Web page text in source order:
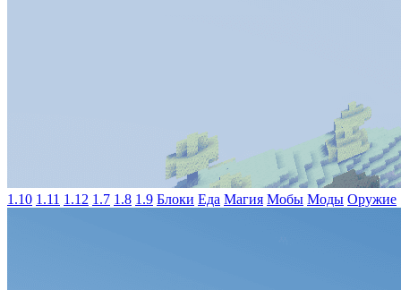
1.10 1.11 1.12 1.7 1.8 1.9 Блоки Еда Магия Мобы Моды Оружие